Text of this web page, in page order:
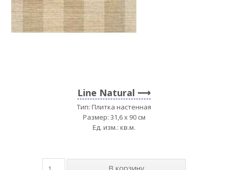
Line Natural
Тип: Плитка настенная
Размер: 31,6 x 90 см
Ед. изм.: кв.м.